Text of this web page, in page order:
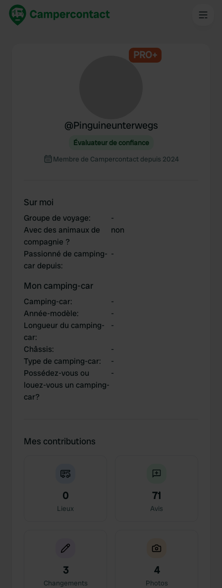
PRO+
@Pinguineunterwegs
Évaluateur de confiance
Membre de Campercontact depuis 2024
Sur moi
Groupe de voyage:
-
Avec des animaux de
compagnie ?
non
Passionné de camping-
car depuis:
-
Mon camping-car
Camping-car:
-
Année-modèle:
-
Longueur du camping-
car:
-
Châssis:
-
Type de camping-car:
-
Possédez-vous ou
louez-vous un camping-
car?
-
Mes contributions
0
Lieux
71
Avis
3
Changements
4
Photos